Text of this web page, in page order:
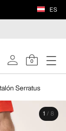
ES
0
Serratus
1 / 8